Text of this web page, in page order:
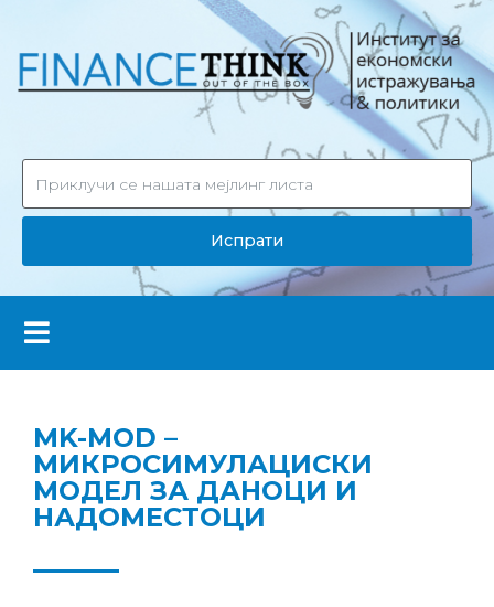
Испрати
MK-MOD –
МИКРОСИМУЛАЦИСКИ
МОДЕЛ ЗА ДАНОЦИ И
НАДОМЕСТОЦИ